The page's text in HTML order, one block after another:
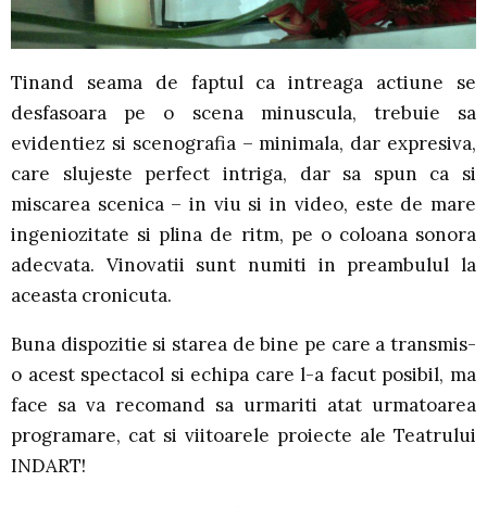
Tinand seama de faptul ca intreaga actiune se
desfasoara pe o scena minuscula, trebuie sa
evidentiez si scenografia – minimala, dar expresiva,
care slujeste perfect intriga, dar sa spun ca si
miscarea scenica – in viu si in video, este de mare
ingeniozitate si plina de ritm, pe o coloana sonora
adecvata. Vinovatii sunt numiti in preambulul la
aceasta cronicuta.
Buna dispozitie si starea de bine pe care a transmis-
o acest spectacol si echipa care l-a facut posibil, ma
face sa va recomand sa urmariti atat urmatoarea
programare, cat si viitoarele proiecte ale Teatrului
INDART!